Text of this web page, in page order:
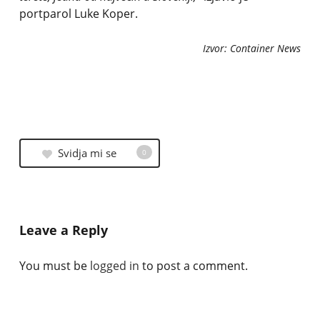
portparol Luke Koper.
Izvor: Container News
Svidja mi se 0
Leave a Reply
You must be logged in to post a comment.